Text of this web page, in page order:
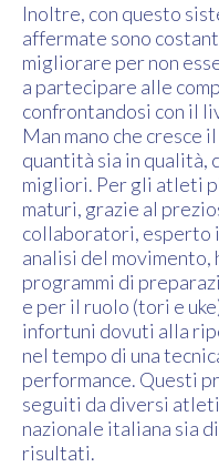
Inoltre, con questo
affermate sono
migliorare per non
a partecipare alle
confrontandosi con il
Man mano che cresce
quantità sia in qualità,
migliori. Per gli atleti
maturi, grazie al
collaboratori, esperto
analisi del
programmi di
e per il ruolo (tori e
infortuni dovuti alla
nel tempo di una
performance. Questi
seguiti da diversi
nazionale italiana sia
risultati.